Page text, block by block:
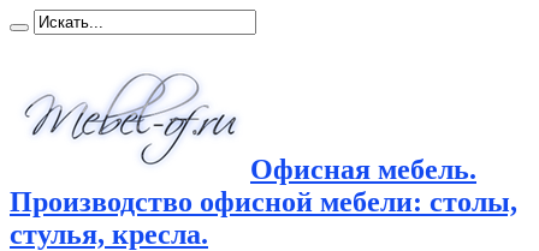
Офисная мебель.
Производство офисной мебели: столы,
стулья, кресла.